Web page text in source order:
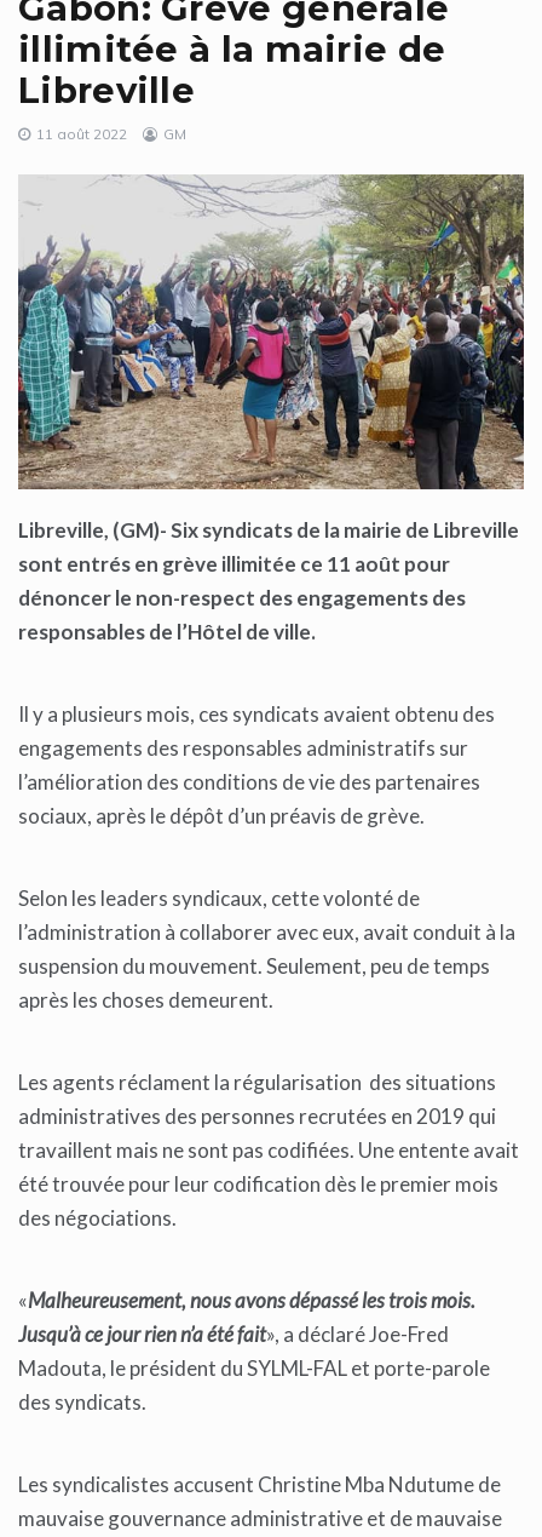
illimitée à la mairie de
Libreville
11 août 2022 GM
Libreville, (GM)- Six syndicats de la mairie de Libreville
sont entrés en grève illimitée ce 11 août pour
dénoncer le non-respect des engagements des
responsables de l’Hôtel de ville.
Il y a plusieurs mois, ces syndicats avaient obtenu des
engagements des responsables administratifs sur
l’amélioration des conditions de vie des partenaires
sociaux, après le dépôt d’un préavis de grève.
Selon les leaders syndicaux, cette volonté de
l’administration à collaborer avec eux, avait conduit à la
suspension du mouvement. Seulement, peu de temps
après les choses demeurent.
Les agents réclament la régularisation des situations
administratives des personnes recrutées en 2019 qui
travaillent mais ne sont pas codifiées. Une entente avait
été trouvée pour leur codification dès le premier mois
des négociations.
«Malheureusement, nous avons dépassé les trois mois.
Jusqu’à ce jour rien n’a été fait», a déclaré Joe-Fred
Madouta, le président du SYLML-FAL et porte-parole
des syndicats.
Les syndicalistes accusent Christine Mba Ndutume de
mauvaise gouvernance administrative et de mauvaise